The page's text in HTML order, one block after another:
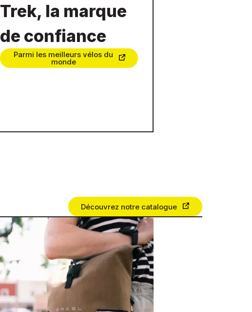
Trek, la marque
de confiance
Parmi les meilleurs vélos du
monde
Découvrez notre catalogue